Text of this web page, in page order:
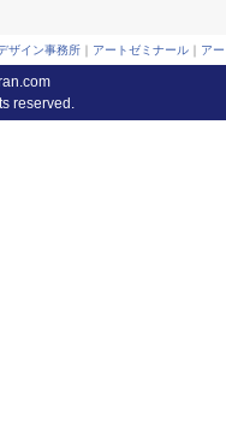
ザイン事務所｜ アートゼミナール｜ ア
reserved.